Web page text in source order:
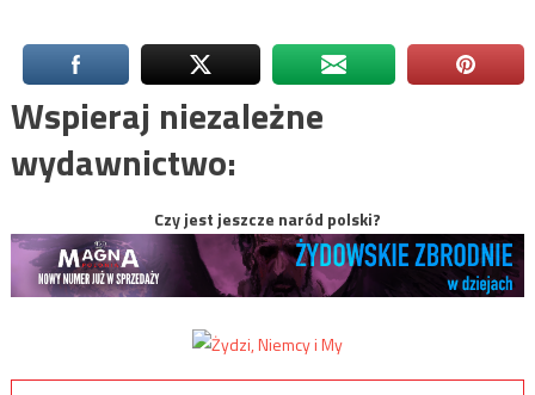
Wspieraj niezależne
wydawnictwo:
Czy jest jeszcze naród polski?